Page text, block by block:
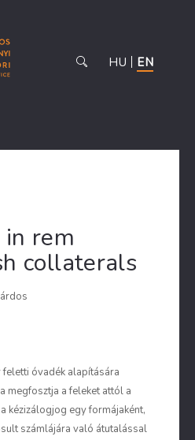
HU EN
rem
collaterals
óvadék alapítására
megfosztja a feleket attól a
kézizálogjog egy formájaként,
számlájára való átutalással